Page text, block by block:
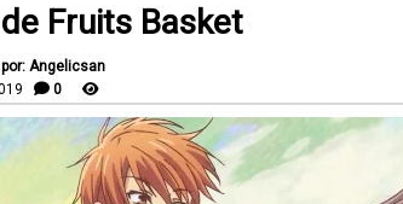
Fruits Basket
Angelicsan
0